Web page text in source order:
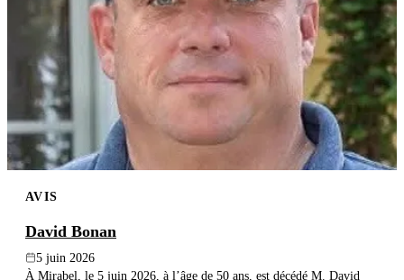
AVIS
David Bonan
5 juin 2026
À Mirabel, le 5 juin 2026, à l’âge de 50 ans, est décédé M. David